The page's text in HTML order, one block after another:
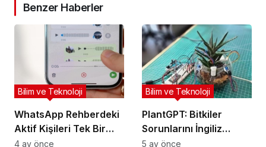
Benzer Haberler
WhatsApp Rehberdeki
Aktif Kişileri Tek Bir
Ekranda Listeleyecek
Bilim ve Teknoloji
4 ay önce
PlantGPT: Bitkiler
Sorunlarını İngiliz
Aksanıyla Anlatıyor
Bilim ve Teknoloji
5 ay önce